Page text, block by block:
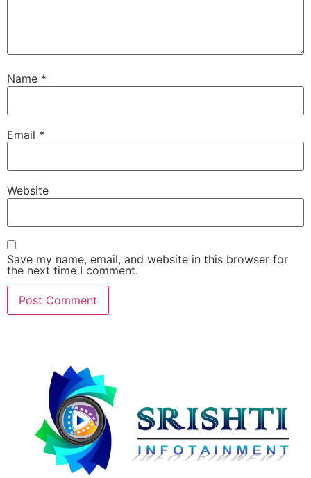
Name *
Email *
Website
Save my name, email, and website in this browser for
the next time I comment.